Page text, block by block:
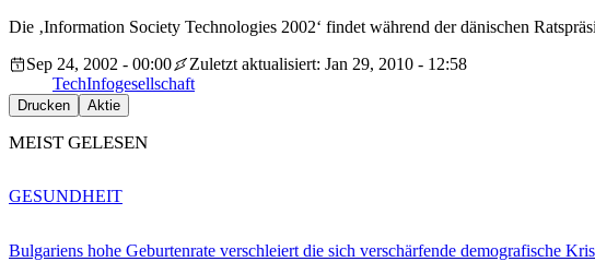
Die ‚Information Society Technologies 2002‘ findet während der dänischen
Sep 24, 2002 - 00:00
Zuletzt aktualisiert: Jan 29, 2010 - 12:58
TechInfogesellschaft
Drucken Aktie
MEIST GELESEN
Bulgariens hohe Geburtenrate verschleiert die sich verschärfende demografische
GESUNDHEIT